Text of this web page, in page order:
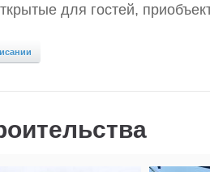
для гостей,